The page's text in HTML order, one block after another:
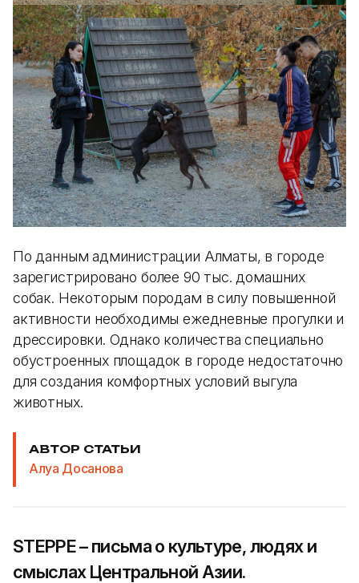
По данным администрации Алматы, в городе
зарегистрировано более 90 тыс. домашних
собак. Некоторым породам в силу повышенной
активности необходимы ежедневные прогулки и
дрессировки. Однако количества специально
обустроенных площадок в городе недостаточно
для создания комфортных условий выгула
животных.
АВТОР СТАТЬИ
Алуа Досанова
STEPPE – письма о культуре, людях и
смыслах Центральной Азии.